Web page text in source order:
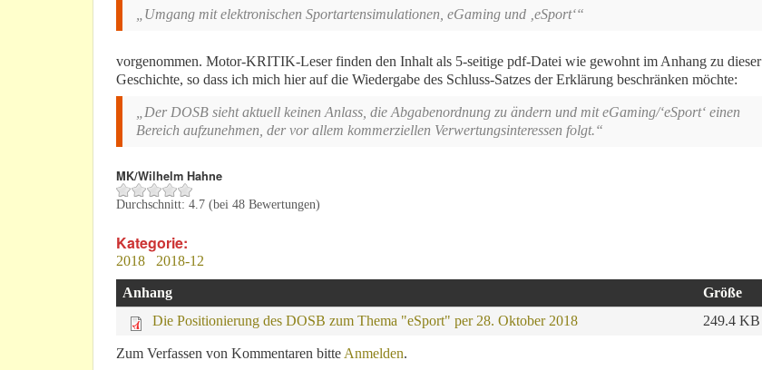
„Umgang mit elektronischen Sportartensimulationen, eGaming und ‚eSport‘“
vorgenommen. Motor-KRITIK-Leser finden den Inhalt als 5-seitige pdf-Datei wie gewohnt im Anhang zu dieser
Geschichte, so dass ich mich hier auf die Wiedergabe des Schluss-Satzes der Erklärung beschränken möchte:
„Der DOSB sieht aktuell keinen Anlass, die Abgabenordnung zu ändern und mit eGaming/‘eSport‘ einen
Bereich aufzunehmen, der vor allem kommerziellen Verwertungsinteressen folgt.“
MK/Wilhelm Hahne
Durchschnitt: 4.7 (bei 48 Bewertungen)
Kategorie:
2018 2018-12
Anhang
Größe
Die Positionierung des DOSB zum Thema "eSport" per 28. Oktober 2018
249.4 KB
Zum Verfassen von Kommentaren bitte Anmelden.